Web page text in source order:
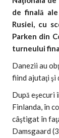
de finală
Rusiei, cu
Parken din
turneului
Danezii au
fiind ajutaţi şi
După eşecuri
Finlanda, în
câştigat în
Damsgaard